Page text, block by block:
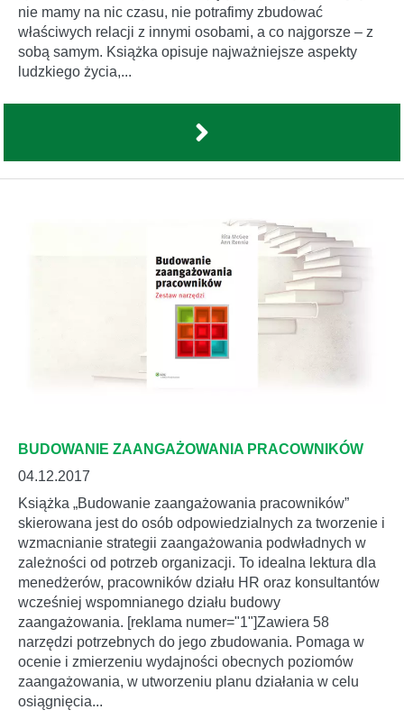
nie mamy na nic czasu, nie potrafimy zbudować
właściwych relacji z innymi osobami, a co najgorsze – z
sobą samym. Książka opisuje najważniejsze aspekty
ludzkiego życia,...
BUDOWANIE ZAANGAŻOWANIA PRACOWNIKÓW
04.12.2017
Książka „Budowanie zaangażowania pracowników”
skierowana jest do osób odpowiedzialnych za tworzenie i
wzmacnianie strategii zaangażowania podwładnych w
zależności od potrzeb organizacji. To idealna lektura dla
menedżerów, pracowników działu HR oraz konsultantów
wcześniej wspomnianego działu budowy
zaangażowania. [reklama numer="1"]Zawiera 58
narzędzi potrzebnych do jego zbudowania. Pomaga w
ocenie i zmierzeniu wydajności obecnych poziomów
zaangażowania, w utworzeniu planu działania w celu
osiągnięcia...